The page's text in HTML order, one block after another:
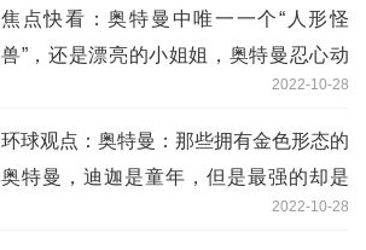
焦点快看：奥特曼中唯一一个“人形怪
兽”，还是漂亮的小姐姐，奥特曼忍心动
2022-10-28
环球观点：奥特曼：那些拥有金色形态的
奥特曼，迪迦是童年，但是最强的却是
2022-10-28